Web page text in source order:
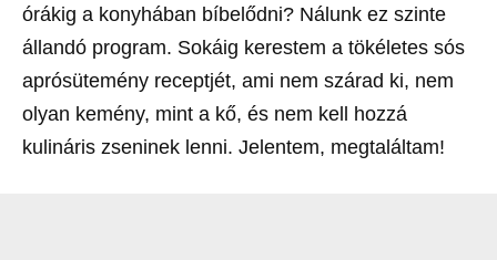
órákig a konyhában bíbelődni? Nálunk ez szinte
állandó program. Sokáig kerestem a tökéletes sós
aprósütemény receptjét, ami nem szárad ki, nem
olyan kemény, mint a kő, és nem kell hozzá
kulináris zseninek lenni. Jelentem, megtaláltam!